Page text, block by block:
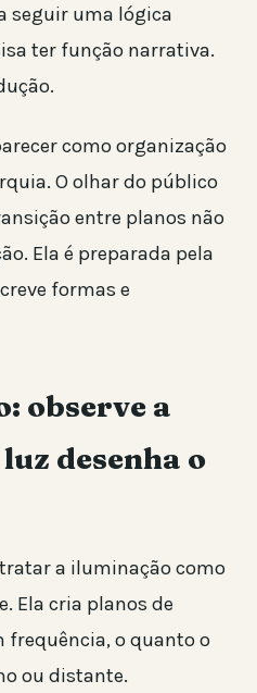
seguir uma lógica
ter função narrativa.
como organização
O olhar do público
entre planos não
Ela é preparada pela
formas e
observe a
desenha o
a iluminação como
Ela cria planos de
frequência, o quanto o
ou distante.